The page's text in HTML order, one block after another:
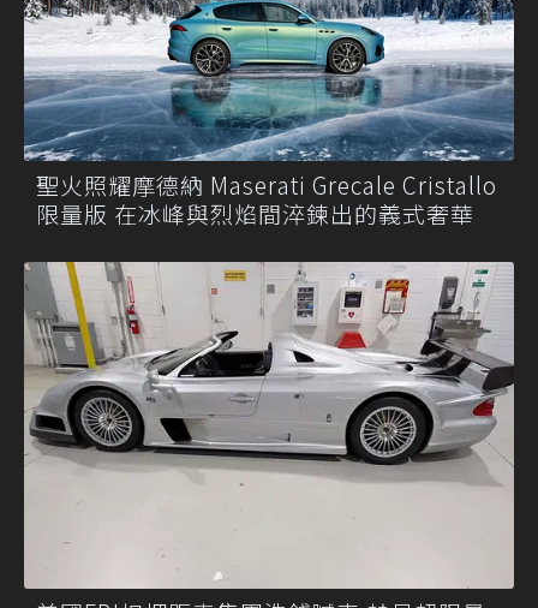
聖火照耀摩德納 Maserati Grecale Cristallo
限量版 在冰峰與烈焰間淬鍊出的義式奢華